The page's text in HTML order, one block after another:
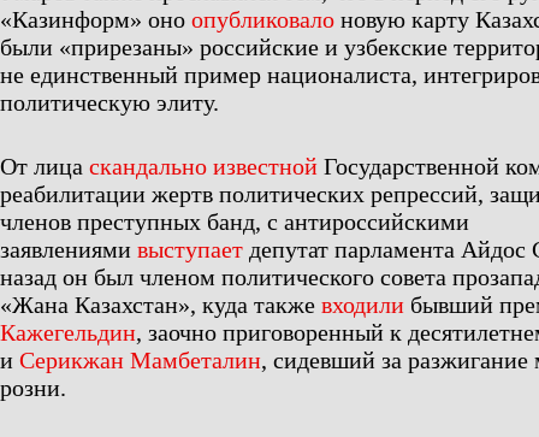
«Казинформ» оно опубликовало новую карту
были «прирезаны» российские и узбекские
не единственный пример националиста,
политическую элиту.
От лица скандально известной Государственной
реабилитации жертв политических репрессий,
членов преступных банд, с антироссийскими
заявлениями выступает депутат парламента
назад он был членом политического совета
«Жана Казахстан», куда также входили бывший
Кажегельдин, заочно приговоренный к
и Серикжан Мамбеталин, сидевший за
розни.